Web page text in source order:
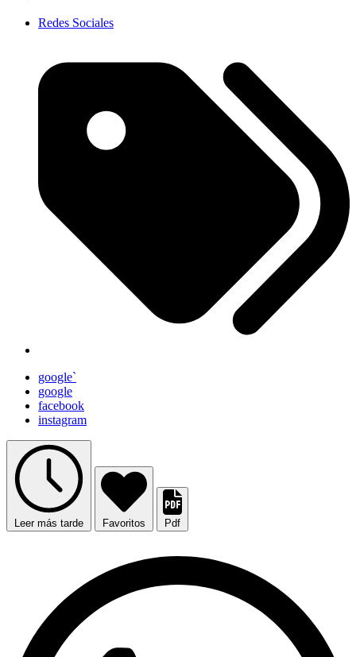
Redes Sociales
google`
google
facebook
instagram
Leer más tarde Favoritos Pdf